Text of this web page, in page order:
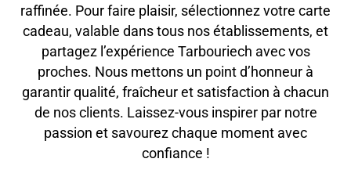
raffinée. Pour faire plaisir, sélectionnez votre carte
cadeau, valable dans tous nos établissements, et
partagez l’expérience Tarbouriech avec vos
proches. Nous mettons un point d’honneur à
garantir qualité, fraîcheur et satisfaction à chacun
de nos clients. Laissez-vous inspirer par notre
passion et savourez chaque moment avec
confiance !